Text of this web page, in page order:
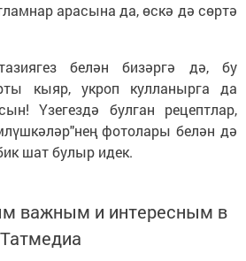
арасына да, өскә дә сөртә
белән бизәргә дә, бу
кыяр, укроп кулланырга да
Үзегездә булган рецептлар,
фотолары белән дә
шат булыр идек.
важным и интересным в
Татмедиа